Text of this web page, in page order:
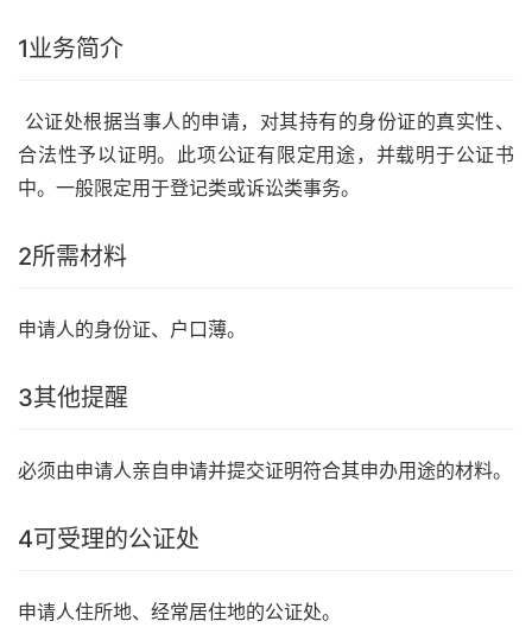
1业务简介
公证处根据当事人的申请，对其持有的身份证的真实性、
合法性予以证明。此项公证有限定用途，并载明于公证书
中。一般限定用于登记类或诉讼类事务。
2所需材料
申请人的身份证、户口薄。
3其他提醒
必须由申请人亲自申请并提交证明符合其申办用途的材料。
4可受理的公证处
申请人住所地、经常居住地的公证处。